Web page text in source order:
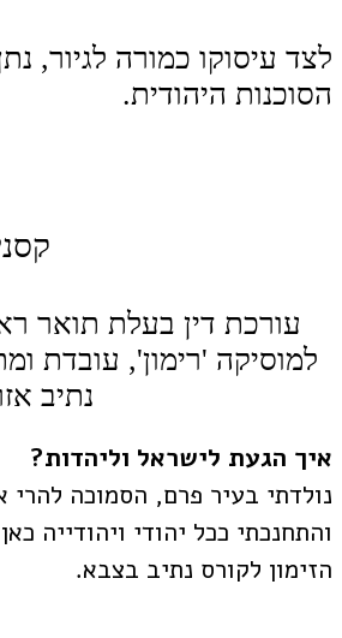
לצד עיסוקו כמורה לגיור,
הסוכנות היהודית.
עורכת דין בעלת תואר
למוסיקה 'רימון', עובדת
נתיב
איך הגעת לישראל וליהדות?
והתחנכתי ככל יהודי ויהודייה
הזימון לקורס נתיב בצבא.